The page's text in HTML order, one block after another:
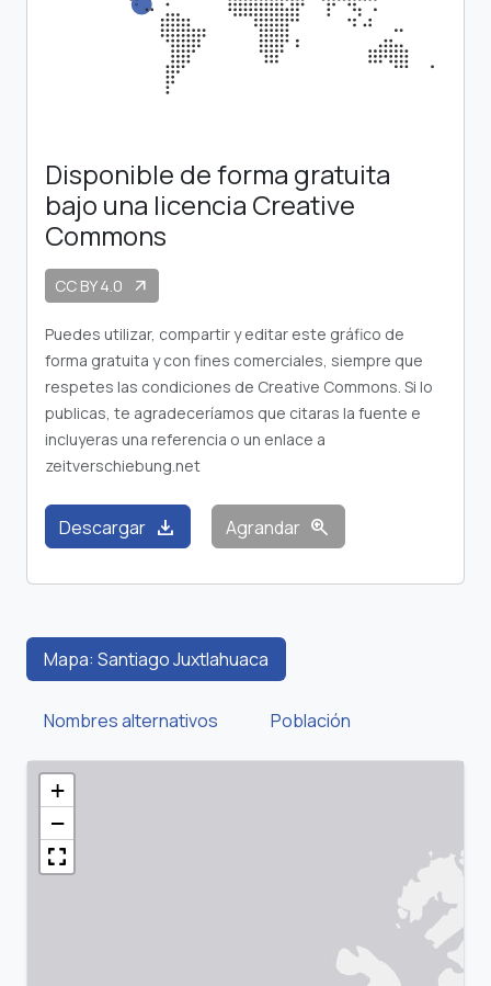
Disponible de forma gratuita
bajo una licencia Creative
Commons
CC BY 4.0 arrow_outward
Puedes utilizar, compartir y editar este gráfico de
forma gratuita y con fines comerciales, siempre que
respetes las condiciones de Creative Commons. Si lo
publicas, te agradeceríamos que citaras la fuente e
incluyeras una referencia o un enlace a
zeitverschiebung.net
Descargar download Agrandar zoom_in
Mapa: Santiago Juxtlahuaca
Nombres alternativos Población
+
−